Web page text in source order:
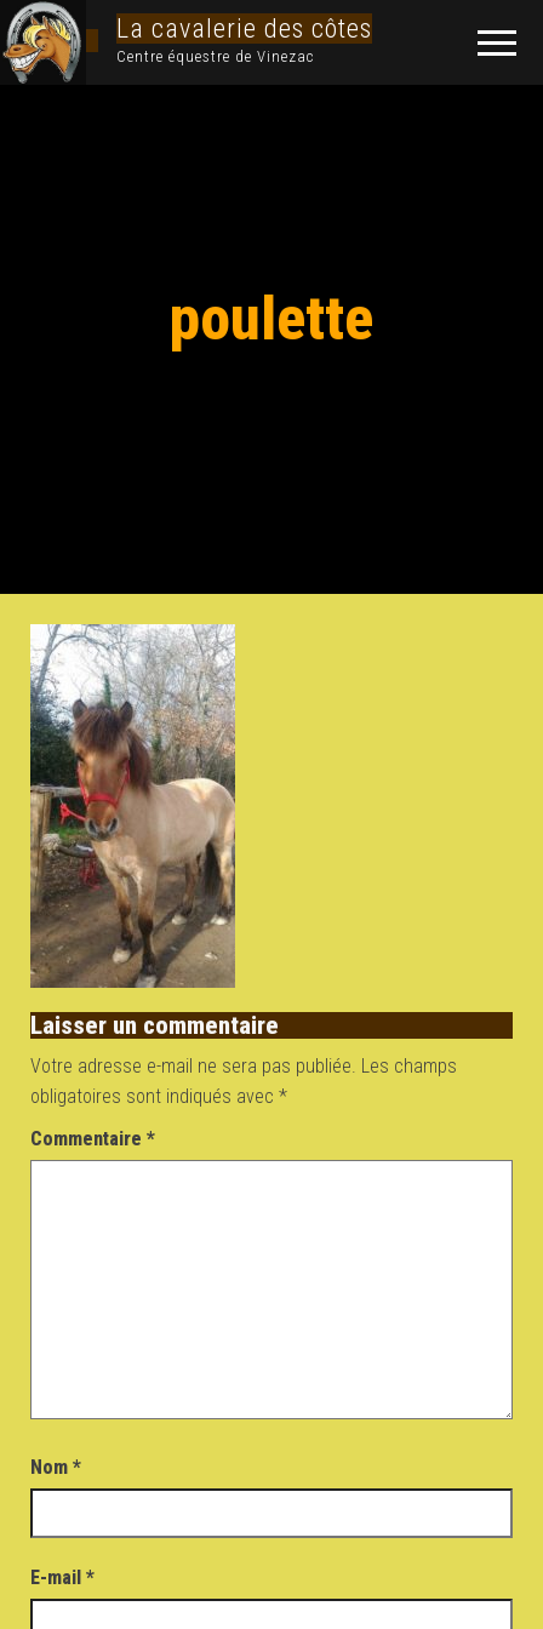
La cavalerie des côtes
Centre équestre de Vinezac
poulette
Laisser un commentaire
Votre adresse e-mail ne sera pas publiée. Les champs
obligatoires sont indiqués avec *
Commentaire *
Nom *
E-mail *